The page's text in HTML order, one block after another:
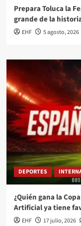
Prepara Toluca la
grande de la
EHF 5 agosto, 2026
DEPORTES
¿Quién gana la
Artificial ya tiene
EHF 17 julio, 2026